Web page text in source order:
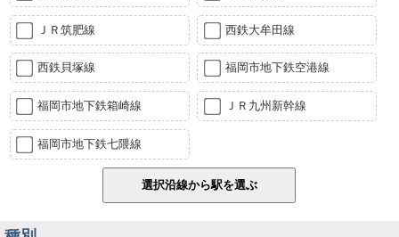
ＪＲ筑肥線 西鉄大牟田線
西鉄貝塚線 福岡市地下鉄空港線
福岡市地下鉄箱崎線 ＪＲ九州新幹線
福岡市地下鉄七隈線